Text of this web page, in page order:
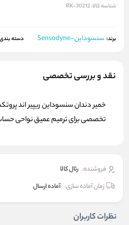
شناسه کالا:RK-30212
برند: سنسوداین-Sensodyne دسته
نقد و بررسی تخصصی
خمیر دندان سنسوداین ریپیر اند
تخصصی برای ترمیم عمیق نواحی
فروشنده: رئال كالا
زمان آماده سازی: آماده ارسال
نظرات کاربران